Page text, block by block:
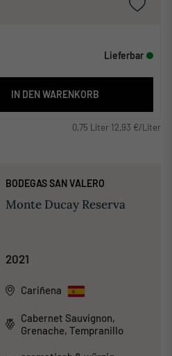
Lieferbar
IN DEN WARENKORB
0,75 Liter 12,93 €/Liter
BODEGAS SAN VALERO
Monte Ducay Reserva
2021
Cariñena
Cabernet Sauvignon,
Grenache, Tempranillo